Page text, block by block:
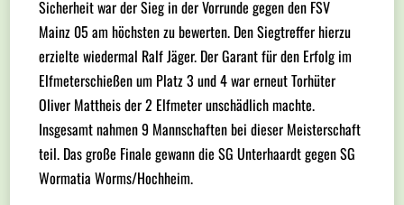
Sicherheit war der Sieg in der Vorrunde gegen den FSV
Mainz 05 am höchsten zu bewerten. Den Siegtreffer hierzu
erzielte wiedermal Ralf Jäger. Der Garant für den Erfolg im
Elfmeterschießen um Platz 3 und 4 war erneut Torhüter
Oliver Mattheis der 2 Elfmeter unschädlich machte.
Insgesamt nahmen 9 Mannschaften bei dieser Meisterschaft
teil. Das große Finale gewann die SG Unterhaardt gegen SG
Wormatia Worms/Hochheim.